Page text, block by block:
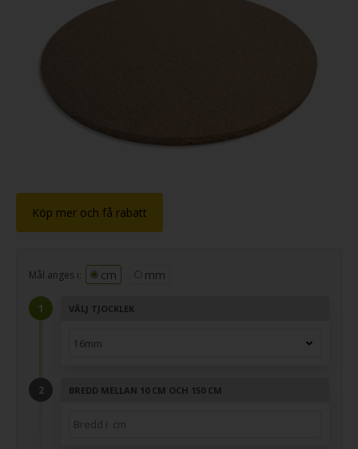
Köp mer och få rabatt
Mål anges i: cm mm
VÄLJ TJOCKLEK
BREDD MELLAN 10 CM OCH 150 CM